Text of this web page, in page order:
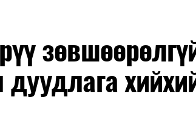
дэмжлэгийн баг сургуулиуд дээр
цахимаар эхэлнэ.
танхимаар үргэлжилнэ.